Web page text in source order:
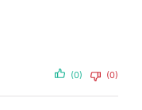
(0) (0)